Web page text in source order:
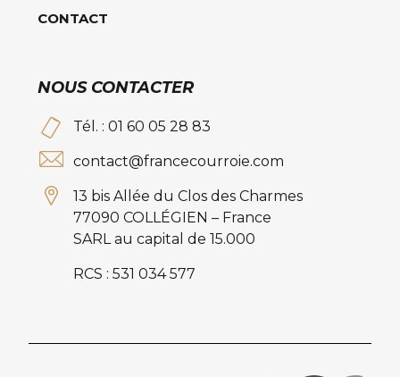
CONTACT
NOUS CONTACTER
Tél. : 01 60 05 28 83
contact@francecourroie.com
13 bis Allée du Clos des Charmes
77090 COLLÉGIEN – France
SARL au capital de 15.000
RCS : 531 034 577